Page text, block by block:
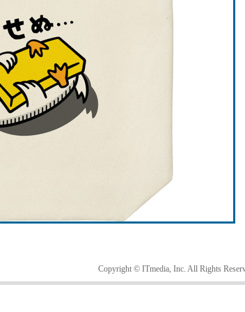
Copyright © ITmedia, Inc. All Rights